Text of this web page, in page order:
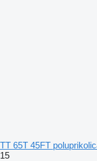
TT 65T 45FT
15